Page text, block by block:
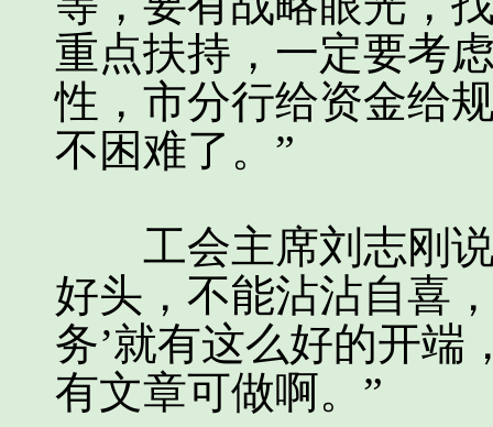
重点扶持，一定要考
性，市分行给资金给
不困难了。”
工会主席刘志刚说
好头，不能沾沾自喜
务’就有这么好的开端
有文章可做啊。”